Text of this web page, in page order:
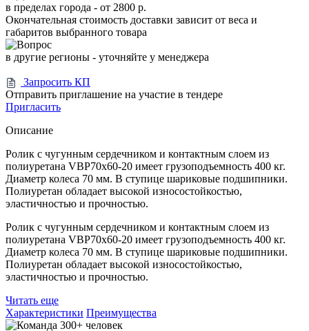
в пределах города - от 2800 р.
Окончательная стоимость доставки зависит от веса и
габаритов выбранного товара
в другие регионы - уточняйте у менеджера
Запросить КП
Отправить приглашение на участие в тендере
Пригласить
Описание
Ролик с чугунным сердечником и контактным слоем из
полиуретана VBP70x60-20 имеет грузоподъемность 400 кг.
Диаметр колеса 70 мм. В ступице шариковые подшипники.
Полиуретан обладает высокой износостойкостью,
эластичностью и прочностью.
Ролик с чугунным сердечником и контактным слоем из
полиуретана VBP70x60-20 имеет грузоподъемность 400 кг.
Диаметр колеса 70 мм. В ступице шариковые подшипники.
Полиуретан обладает высокой износостойкостью,
эластичностью и прочностью.
Читать еще
Характеристики Преимущества